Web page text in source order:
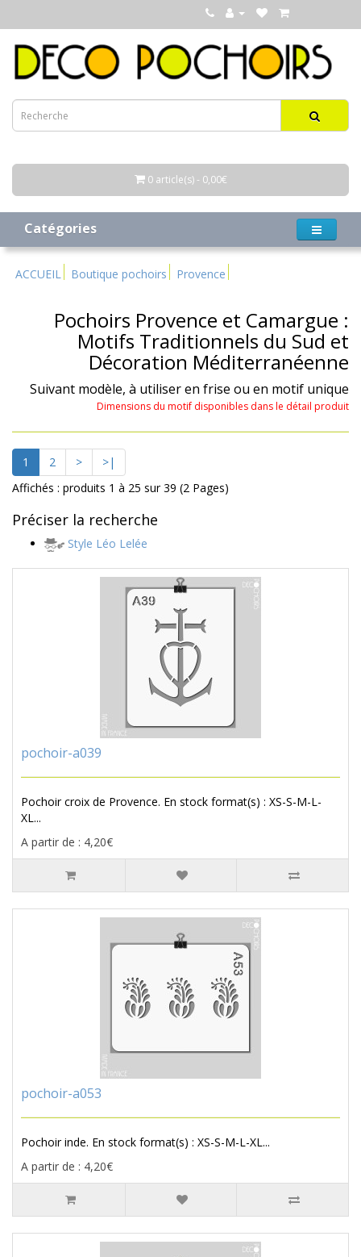
0 article(s) - 0,00€
Catégories
ACCUEIL Boutique pochoirs Provence
Pochoirs Provence et Camargue :
Motifs Traditionnels du Sud et
Décoration Méditerranéenne
Suivant modèle, à utiliser en frise ou en motif unique
Dimensions du motif disponibles dans le détail produit
1 2 >
>|
Affichés : produits 1 à 25 sur 39 (2 Pages)
Préciser la recherche
Style Léo Lelée
pochoir-a039
Pochoir croix de Provence. En stock format(s) : XS-S-M-L-
XL...
A partir de : 4,20€
pochoir-a053
Pochoir inde. En stock format(s) : XS-S-M-L-XL...
A partir de : 4,20€